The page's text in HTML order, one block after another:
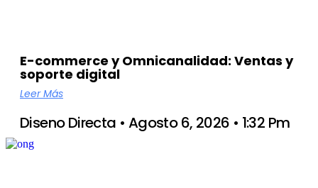
E-commerce y Omnicanalidad: Ventas y
soporte digital
Leer Más
Diseno Directa Agosto 6, 2026 1:32 Pm